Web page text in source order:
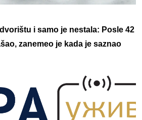
i samo je nestala: Posle 42
zanemeo je kada je saznao